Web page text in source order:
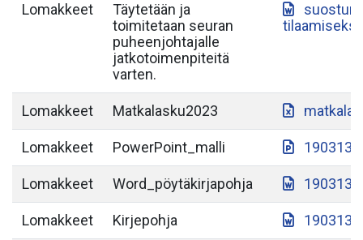
Lomakkeet
Täytetään ja
toimitetaan seuran
puheenjohtajalle
jatkotoimenpiteitä
varten.
Lomakkeet Matkalasku2023
Lomakkeet PowerPoint_malli 190313-
Lomakkeet Word_pöytäkirjapohja 190313-
Lomakkeet Kirjepohja 190313-